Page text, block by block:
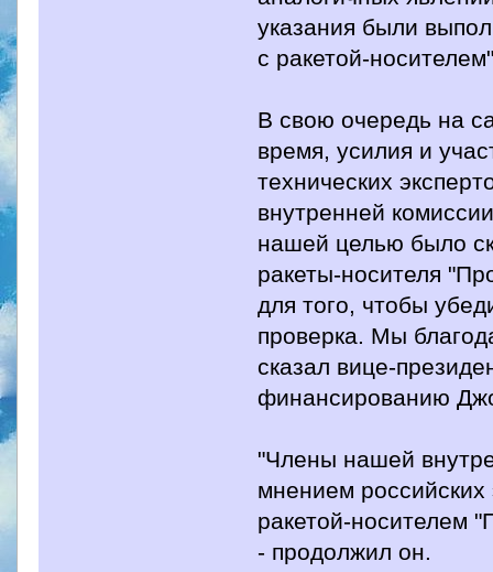
указания были
с ракетой-
В свою очередь на
время, усилия и
технических
внутренней
нашей целью было
ракеты-носителя
для того, чтобы
проверка. Мы
сказал вице-
финансированию
"Члены нашей
мнением российских
ракетой-носителем
- продолжил он.